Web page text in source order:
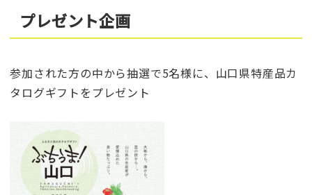
プレゼント企画
参加された方の中から抽選で5名様に、山口県特産品カ
タログギフトをプレゼント